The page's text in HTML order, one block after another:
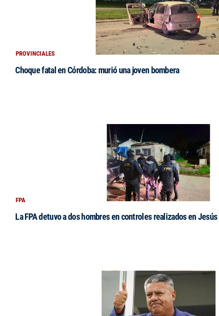
PROVINCIALES
Choque fatal en Córdoba: murió una joven bombera
FPA
La FPA detuvo a dos hombres en controles realizados en